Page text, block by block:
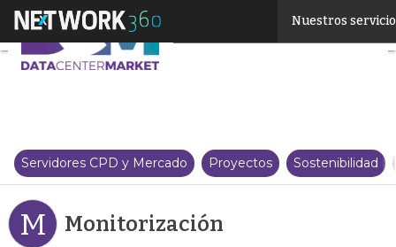
Nuestros
Servidores CPD y Mercado Proyectos Sostenibilidad
M Monitorización